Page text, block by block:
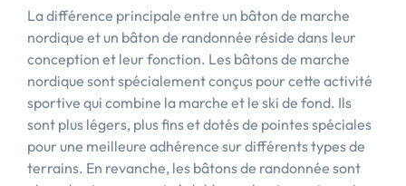
La différence principale entre un bâton de marche
nordique et un bâton de randonnée réside dans leur
conception et leur fonction. Les bâtons de marche
nordique sont spécialement conçus pour cette activité
sportive qui combine la marche et le ski de fond. Ils
sont plus légers, plus fins et dotés de pointes spéciales
pour une meilleure adhérence sur différents types de
terrains. En revanche, les bâtons de randonnée sont